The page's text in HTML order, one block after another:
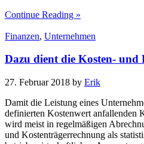
Continue Reading »
Finanzen, Unternehmen
Dazu dient die Kosten- und
27. Februar 2018 by Erik
Damit die Leistung eines
definierten Kostenwert anfallenden
wird meist in regelmäßigen
und Kostenträgerrechnung als